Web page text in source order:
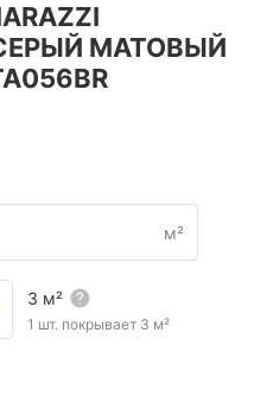
МАТОВЫЙ
м²
3 м²
1 шт. покрывает 3 м²